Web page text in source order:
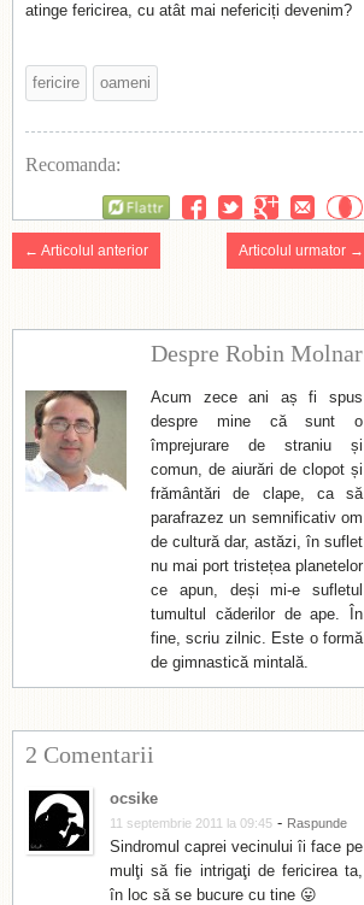
atinge fericirea, cu atât mai nefericiți devenim?
fericire oameni
Recomanda:
← Articolul anterior Articolul urmator →
Despre Robin Molnar
Acum zece ani aș fi spus
despre mine că sunt o
împrejurare de straniu și
comun, de aiurări de clopot și
frământări de clape, ca să
parafrazez un semnificativ om
de cultură dar, astăzi, în suflet
nu mai port tristețea planetelor
ce apun, deși mi-e sufletul
tumultul căderilor de ape. În
fine, scriu zilnic. Este o formă
de gimnastică mintală.
2 Comentarii
ocsike
11 septembrie 2011 la 09:45 - Raspunde
Sindromul caprei vecinului îi face pe
mulţi să fie intrigaţi de fericirea ta,
în loc să se bucure cu tine 😛